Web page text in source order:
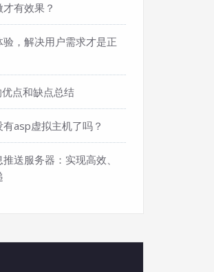
有效果？
，解决用户需求才是正
点和缺点总结
asp虚拟主机了吗？
送服务器：实现高效、